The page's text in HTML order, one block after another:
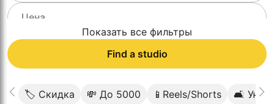
Показать все фильтры
Find a studio
🏷 Скидка 💸 До 5000 📱Reels/Shorts 🛋